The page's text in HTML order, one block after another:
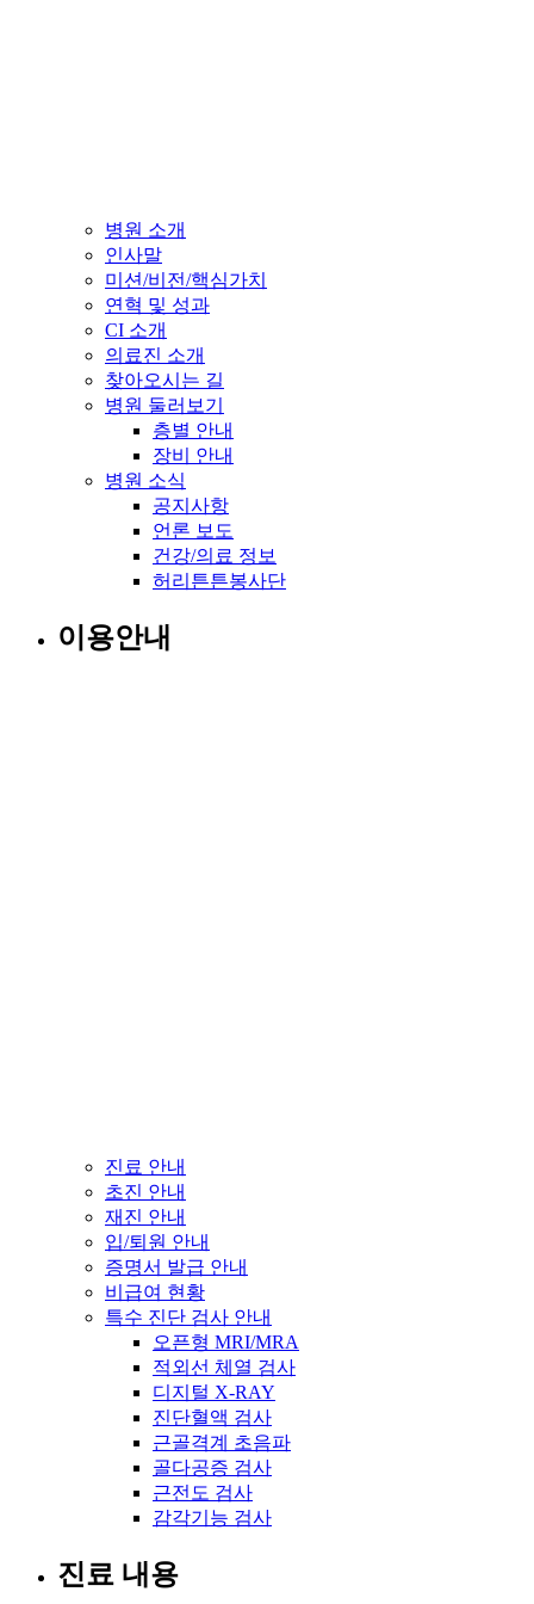
병원 소개
인사말
미션/비전/핵심가치
연혁 및 성과
CI 소개
의료진 소개
찾아오시는 길
병원 둘러보기
층별 안내
장비 안내
병원 소식
공지사항
언론 보도
건강/의료 정보
허리튼튼봉사단
이용안내
진료 안내
초진 안내
재진 안내
입/퇴원 안내
증명서 발급 안내
비급여 현황
특수 진단 검사 안내
오픈형 MRI/MRA
적외선 체열 검사
디지털 X-RAY
진단혈액 검사
근골격계 초음파
골다공증 검사
근전도 검사
감각기능 검사
진료 내용